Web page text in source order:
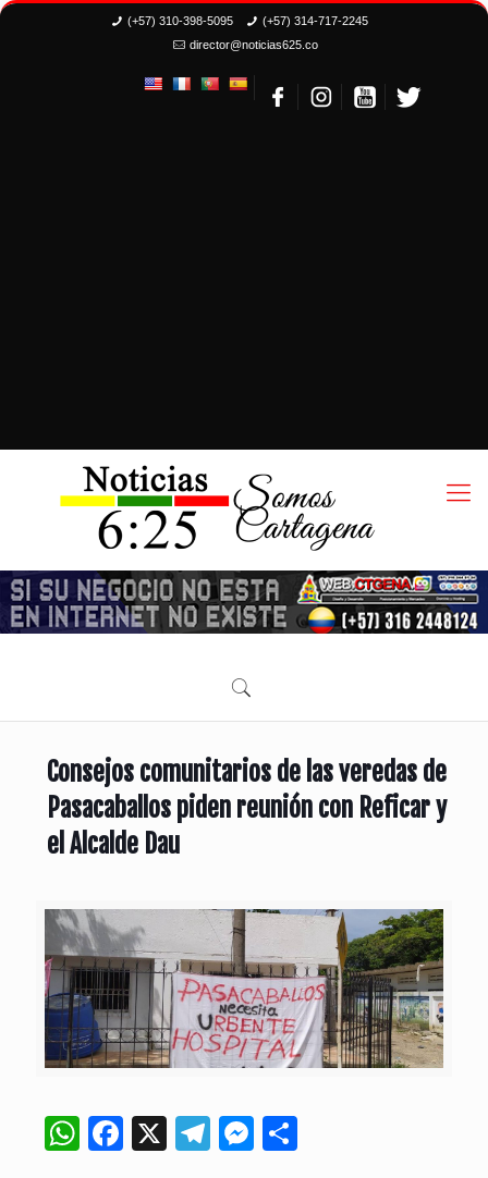
(+57) 310-398-5095
(+57) 314-717-2245
director@noticias625.co
Consejos comunitarios de las veredas de
Pasacaballos piden reunión con Reficar y
el Alcalde Dau
WhatsApp
Facebook
X Telegram
Messenger